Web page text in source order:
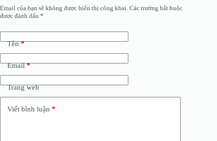
Email của bạn sẽ không được hiển thị công khai. Các trường bắt buộc
được đánh dấu *
Tên*
Email*
Trang web
Viết bình luận *